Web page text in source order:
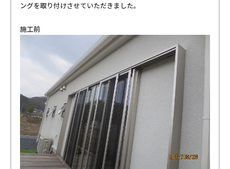
ングを取り付けさせていただきました。
施工前